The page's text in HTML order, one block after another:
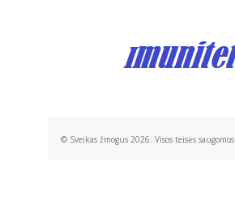
© Sveikas žmogus 2026. Visos teisės saugomos